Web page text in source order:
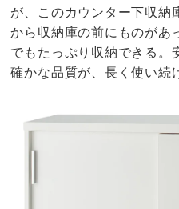
が、このカウンター下収納
から収納庫の前にものがあ
でもたっぷり収納できる。
確かな品質が、長く使い続